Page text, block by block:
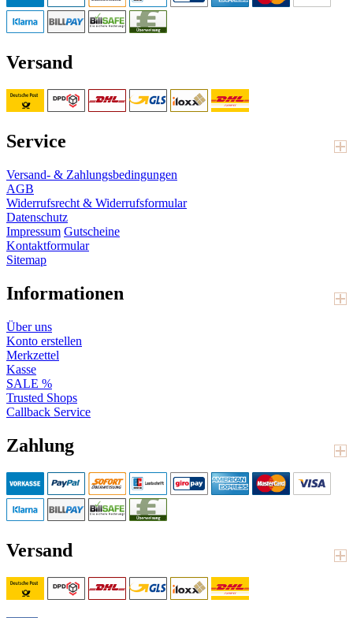
Versand
Service
Versand- & Zahlungsbedingungen
AGB
Widerrufsrecht & Widerrufsformular
Datenschutz
Impressum Gutscheine
Kontaktformular
Sitemap
Informationen
Über uns
Konto erstellen
Merkzettel
Kasse
SALE %
Trusted Shops
Callback Service
Zahlung
Versand